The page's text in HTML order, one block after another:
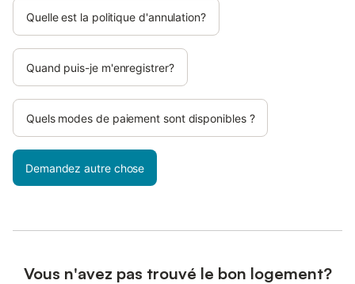
Quelle est la politique d'annulation?
Quand puis-je m'enregistrer?
Quels modes de paiement sont disponibles ?
Demandez autre chose
Vous n'avez pas trouvé le bon logement?